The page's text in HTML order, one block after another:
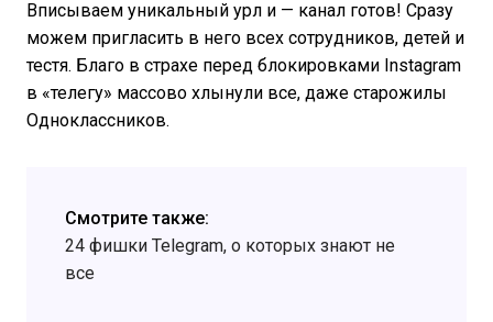
Вписываем уникальный урл и — канал готов! Сразу
можем пригласить в него всех сотрудников, детей и
тестя. Благо в страхе перед блокировками Instagram
в «телегу» массово хлынули все, даже старожилы
Одноклассников.
Смотрите также:
24 фишки Telegram, о которых знают не
все